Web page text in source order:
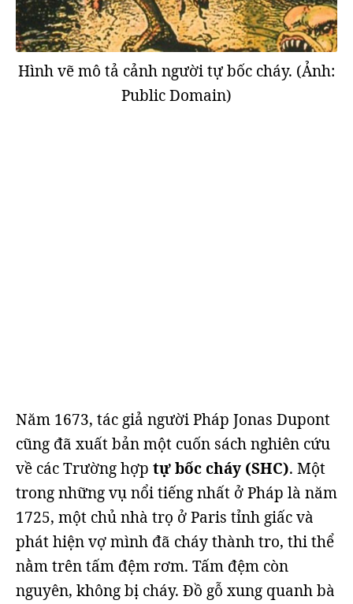
Hình vẽ mô tả cảnh người tự bốc cháy. (Ảnh:
Public Domain)
Năm 1673, tác giả người Pháp Jonas Dupont
cũng đã xuất bản một cuốn sách nghiên cứu
về các Trường hợp tự bốc cháy (SHC). Một
trong những vụ nổi tiếng nhất ở Pháp là năm
1725, một chủ nhà trọ ở Paris tỉnh giấc và
phát hiện vợ mình đã cháy thành tro, thi thể
nằm trên tấm đệm rơm. Tấm đệm còn
nguyên, không bị cháy. Đồ gỗ xung quanh bà